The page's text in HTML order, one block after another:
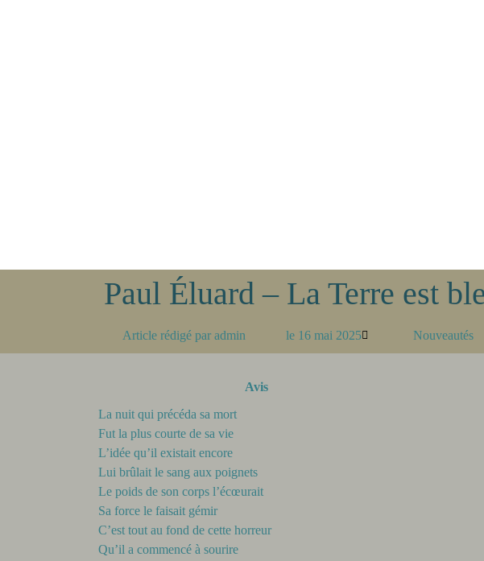
Paul Éluard – La Terre est
Article rédigé par admin le 16 mai 2025 Nouveautés
Avis
La nuit qui précéda sa mort
Fut la plus courte de sa vie
L’idée qu’il existait encore
Lui brûlait le sang aux poignets
Le poids de son corps l’écœurait
Sa force le faisait gémir
C’est tout au fond de cette horreur
Qu’il a commencé à sourire